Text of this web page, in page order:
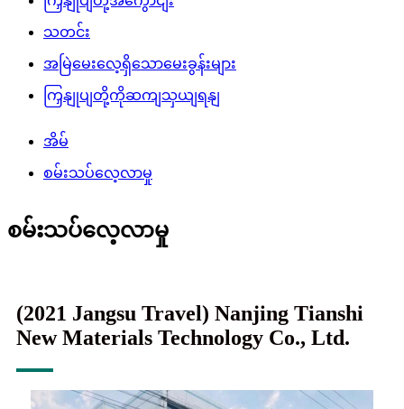
သတင်း
အမြဲမေးလေ့ရှိသောမေးခွန်းများ
ကြှနျုပျတို့ကိုဆကျသှယျရနျ
အိမ်
စမ်းသပ်လေ့လာမှု
စမ်းသပ်လေ့လာမှု
(2021 Jangsu Travel) Nanjing Tianshi
New Materials Technology Co., Ltd.